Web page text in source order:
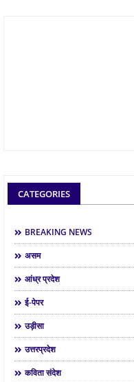
CATEGORIES
BREAKING NEWS
असम
आंध्र प्रदेश
ई-पेपर
उड़ीसा
उत्तरप्रदेश
कविता संदेश